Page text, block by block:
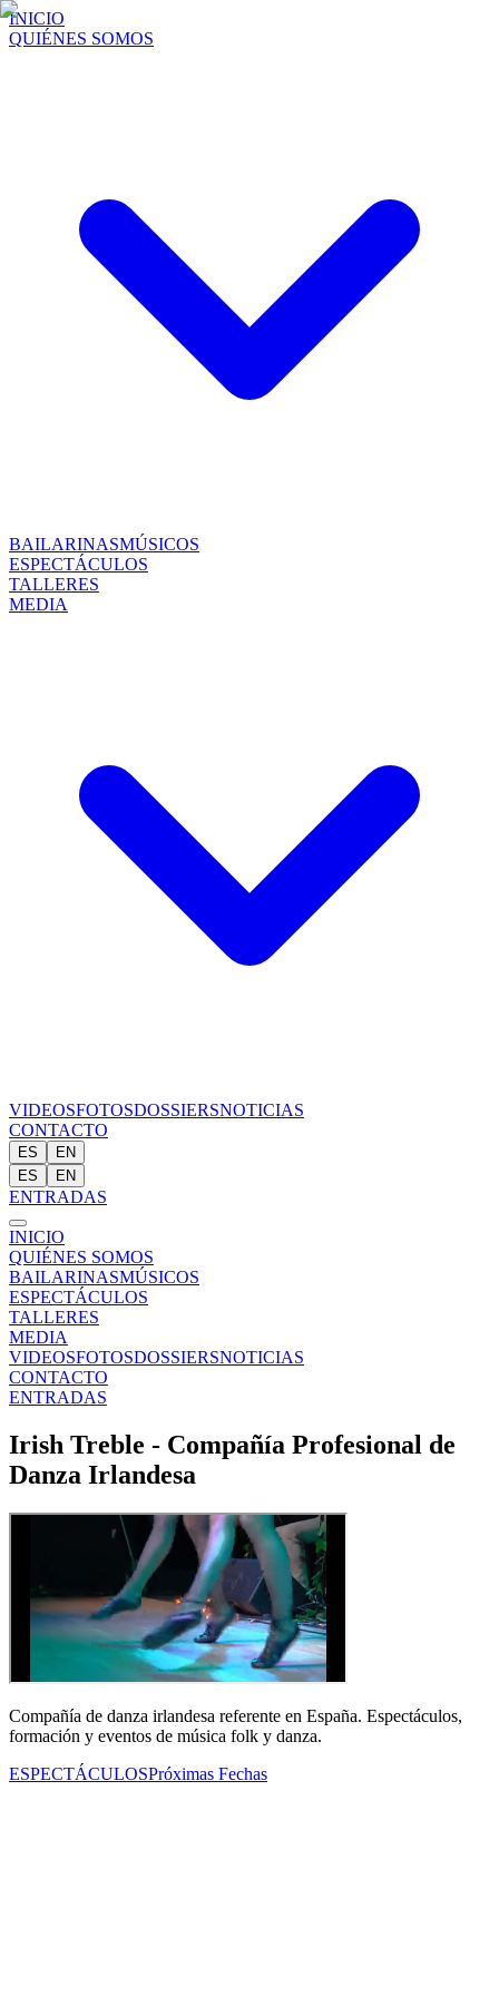
INICIO
QUIÉNES SOMOS
BAILARINASMÚSICOS
ESPECTÁCULOS
TALLERES
MEDIA
VIDEOSFOTOSDOSSIERSNOTICIAS
CONTACTO
ES
EN
ES
EN
ENTRADAS
INICIO
QUIÉNES SOMOS
BAILARINASMÚSICOS
ESPECTÁCULOS
TALLERES
MEDIA
VIDEOSFOTOSDOSSIERSNOTICIAS
CONTACTO
ENTRADAS
Irish Treble - Compañía Profesional de
Danza Irlandesa
Compañía de danza irlandesa referente en España. Espectáculos,
formación y eventos de música folk y danza.
ESPECTÁCULOSPróximas Fechas